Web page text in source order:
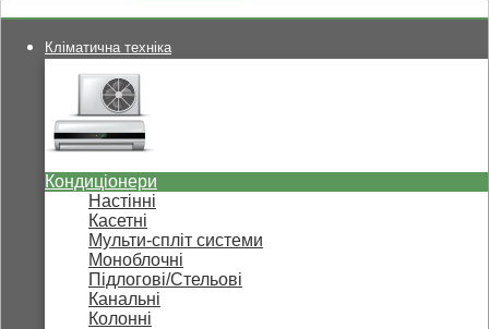
Кліматична техніка
Кондиціонери
Настінні
Касетні
Мульти-спліт системи
Моноблочні
Підлогові/Стельові
Канальні
Колонні